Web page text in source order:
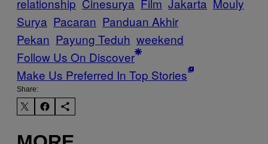
Surya Pacaran Panduan Akhir
Pekan Payung Teduh weekend
Follow Us On Discover
Make Us Preferred In Top Stories
Share: